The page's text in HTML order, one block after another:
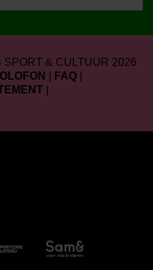
& CULTUUR 2026
FAQ